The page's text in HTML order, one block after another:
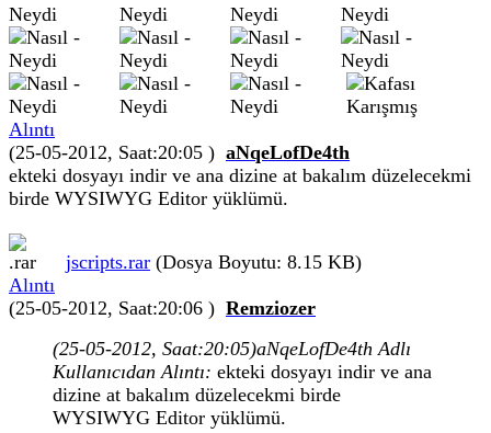
Alıntı
(25-05-2012, Saat:20:05 ) aNqeLofDe4th
ekteki dosyayı indir ve ana dizine at bakalım düzelecekmi
birde WYSIWYG Editor yüklümü.
jscripts.rar (Dosya Boyutu: 8.15 KB)
Alıntı
(25-05-2012, Saat:20:06 ) Remziozer
(25-05-2012, Saat:20:05)aNqeLofDe4th Adlı
Kullanıcıdan Alıntı: ekteki dosyayı indir ve ana
dizine at bakalım düzelecekmi birde
WYSIWYG Editor yüklümü.